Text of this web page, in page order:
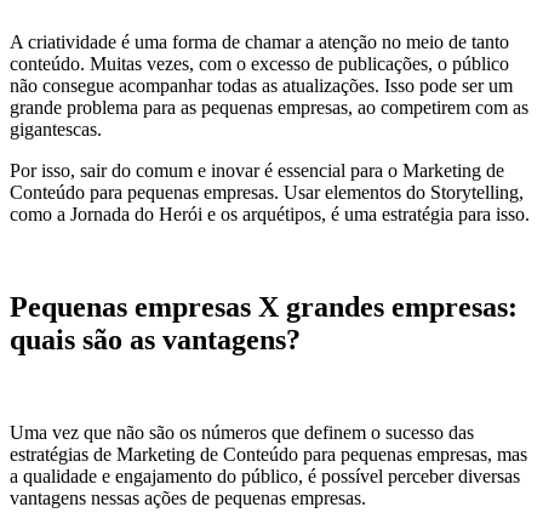
A criatividade é uma forma de chamar a atenção no meio de tanto
conteúdo. Muitas vezes, com o excesso de publicações, o público
não consegue acompanhar todas as atualizações. Isso pode ser um
grande problema para as pequenas empresas, ao competirem com as
gigantescas.
Por isso, sair do comum e inovar é essencial para o Marketing de
Conteúdo para pequenas empresas. Usar elementos do Storytelling,
como a Jornada do Herói e os arquétipos, é uma estratégia para isso.
Pequenas empresas X grandes empresas:
quais são as vantagens?
Uma vez que não são os números que definem o sucesso das
estratégias de Marketing de Conteúdo para pequenas empresas, mas
a qualidade e engajamento do público, é possível perceber diversas
vantagens nessas ações de pequenas empresas.